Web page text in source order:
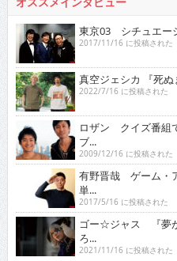
東京03 シチュエー
2017/11/16 に投稿された
真空ジェシカ 『死
2022/7/16 に投稿された
ロザン クイズ番組
ブ...
2009/12/16 に投稿された
有野晋哉 ゲーム・
単...
2017/5/16 に投稿された
ゴー☆ジャス 『夢
ろ...
2021/11/16 に投稿された